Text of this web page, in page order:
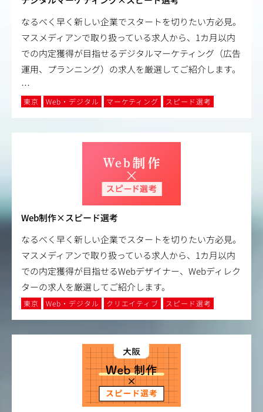
なるべく早く新しい企業でスタートを切りたい方必見。
マスメディアンで取り扱っている求人から、1カ月以内
での内定獲得が目指せるデジタルマーケティング（広告
運用、プランニング）の求人を厳選してご紹介します。
…
東京 Web・デジタル マーケティング スピード選考
Web制作×スピード選考
なるべく早く新しい企業でスタートを切りたい方必見。
マスメディアンで取り扱っている求人から、1カ月以内
での内定獲得が目指せるWebデザイナー、Webディレク
ターの求人を厳選してご紹介します。
東京 Web・デジタル クリエイティブ スピード選考